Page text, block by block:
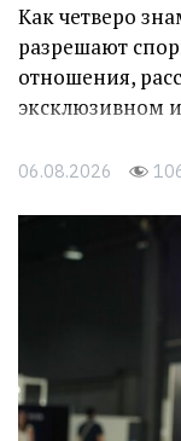
Как четверо
разрешают
отношения,
эксклюзивном
06.08.2026